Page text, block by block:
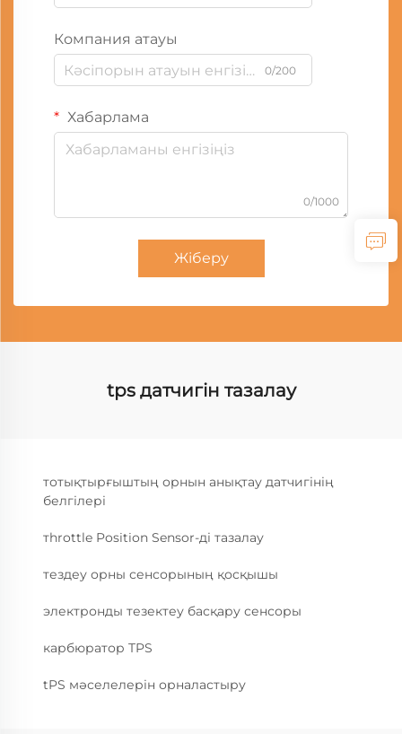
Компания атауы
0/200
Хабарлама
0/1000
Жіберу
tps датчигін тазалау
тотықтырғыштың орнын анықтау датчигінің
белгілері
тhrottle Position Sensor-ді тазалау
тездеу орны сенсорының қосқышы
электронды тезектеу басқару сенсоры
карбюратор TPS
tPS мәселелерін орналастыру